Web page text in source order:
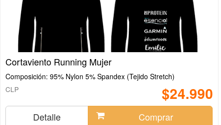
Cortaviento Running Mujer
Composición: 95% Nylon 5% Spandex (Tejido Stretch)
$24.990
CLP
Detalle Comprar